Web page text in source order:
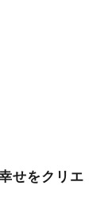
せをクリエ